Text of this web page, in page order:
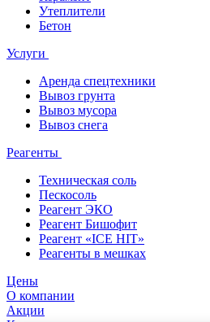
Утеплители
Бетон
Услуги
Аренда спецтехники
Вывоз грунта
Вывоз мусора
Вывоз снега
Реагенты
Техническая соль
Пескосоль
Реагент ЭКО
Реагент Бишофит
Реагент «ICE HIT»
Реагенты в мешках
Цены
О компании
Акции